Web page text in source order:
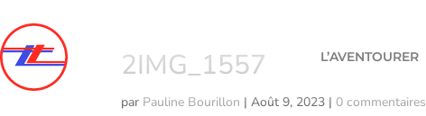
L’AVENTOURER
2IMG_1557
par Pauline Bourillon |Août 9, 2023 | 0 commentaires